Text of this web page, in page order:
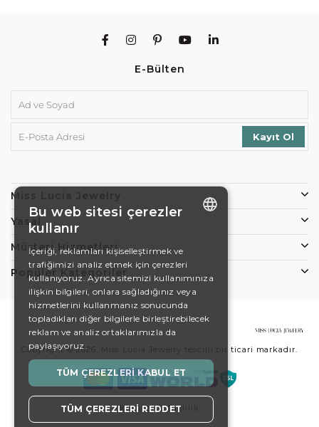
E-Bülten
Miss Lucia Jewelry
Yasal
Müşteri Hizmetleri
Popüler Kategoriler
Copyright © 2026, Miss Lucia Jewelry tescilli bir ticari markadır.
Koşullar Gizlilik
DE
EN
SWEDISH
TURKISH
Bu web sitesi çerezler
kullanır
İçeriği, reklamları kişiselleştirmek ve
trafiğimizi analiz etmek için çerezleri
kullanıyoruz. Ayrıca sitemizi kullanımınıza
ilişkin bilgileri, onlara sağladığınız veya
hizmetlerini kullanmanız sonucunda
topladıkları diğer bilgilerle birleştirebilecek
reklam ve analiz ortaklarımızla da
paylaşıyoruz.
TÜM ÇEREZLERI KABUL ET
TÜM ÇEREZLERI REDDET